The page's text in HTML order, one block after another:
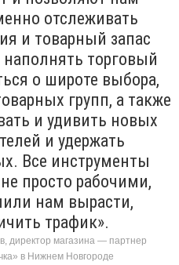
отслеживать
и товарный запас
наполнять торговый
о широте выбора,
групп, а также
и удивить новых
и удержать
Все инструменты
просто рабочими,
нам вырасти,
трафик».
директор магазина — партнер
в Нижнем Новгороде